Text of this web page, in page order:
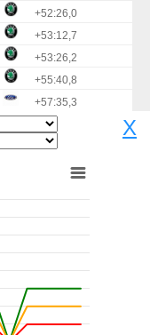
+52:26,0
+53:12,7
+53:26,2
+55:40,8
+57:35,3
X